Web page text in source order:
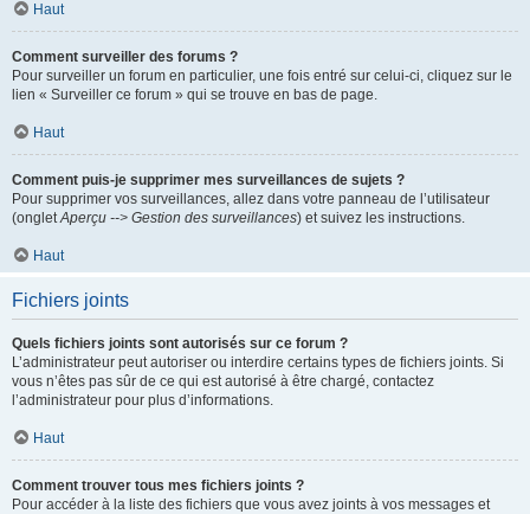
Haut
Comment surveiller des forums ?
Pour surveiller un forum en particulier, une fois entré sur celui-ci, cliquez sur le
lien « Surveiller ce forum » qui se trouve en bas de page.
Haut
Comment puis-je supprimer mes surveillances de sujets ?
Pour supprimer vos surveillances, allez dans votre panneau de l’utilisateur
(ongletAperçu --> Gestion des surveillances) et suivez les instructions.
Haut
Fichiers joints
Quels fichiers joints sont autorisés sur ce forum ?
L’administrateur peut autoriser ou interdire certains types de fichiers joints. Si
vous n’êtes pas sûr de ce qui est autorisé à être chargé, contactez
l’administrateur pour plus d’informations.
Haut
Comment trouver tous mes fichiers joints ?
Pour accéder à la liste des fichiers que vous avez joints à vos messages et